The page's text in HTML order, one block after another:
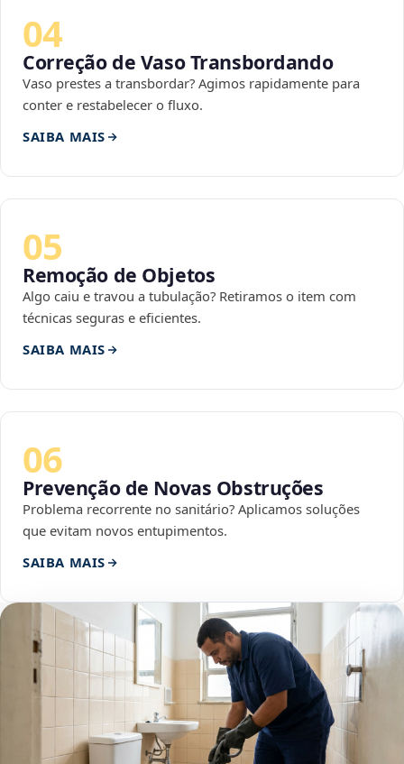
04
Correção de Vaso Transbordando
Vaso prestes a transbordar? Agimos rapidamente para
conter e restabelecer o fluxo.
SAIBA MAIS
05
Remoção de Objetos
Algo caiu e travou a tubulação? Retiramos o item com
técnicas seguras e eficientes.
SAIBA MAIS
06
Prevenção de Novas Obstruções
Problema recorrente no sanitário? Aplicamos soluções
que evitam novos entupimentos.
SAIBA MAIS